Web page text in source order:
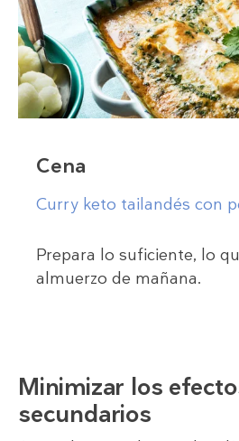
Cena
Curry keto tailandés con
Prepara lo suficiente, lo
almuerzo de mañana.
Minimizar los
secundarios